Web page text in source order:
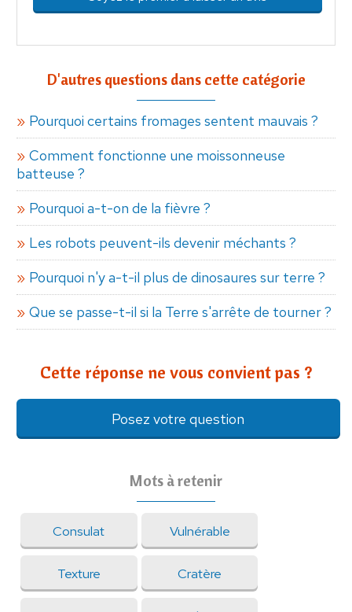
D'autres questions dans cette catégorie
Pourquoi certains fromages sentent mauvais ?
Comment fonctionne une moissonneuse
batteuse ?
Pourquoi a-t-on de la fièvre ?
Les robots peuvent-ils devenir méchants ?
Pourquoi n'y a-t-il plus de dinosaures sur terre ?
Que se passe-t-il si la Terre s'arrête de tourner ?
Cette réponse ne vous convient pas ?
Posez votre question
Mots à retenir
Consulat Vulnérable
Texture Cratère